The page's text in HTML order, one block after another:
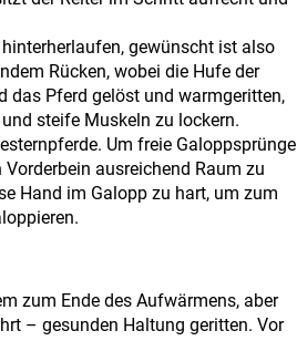
gewünscht ist also
Rücken, wobei die Hufe der
das Pferd gelöst und warmgeritten,
steife Muskeln zu lockern.
Um freie Galoppsprünge
ausreichend Raum zu
Hand im Galopp zu hart, um zum
zum Ende des Aufwärmens, aber
– gesunden Haltung geritten. Vor